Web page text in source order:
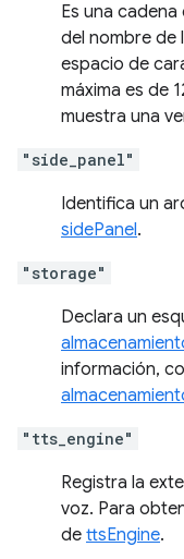
Es una
del nombre de
espacio de
máxima es de
muestra una
"side_panel"
Identifica un
sidePanel.
"storage"
Declara un
información,
"tts_engine"
Registra la
voz. Para
de ttsEngine.